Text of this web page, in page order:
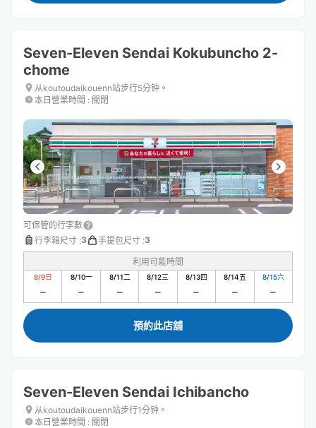
Seven-Eleven Sendai Kokubuncho 2-
chome
从koutoudaikouenn站步行5分钟。
本日營業時間 : 關閉
可保管的行李數
行李箱尺寸 :3 手提包尺寸 :3
利用可能時間
8/9日 8/10一 8/11二 8/12三 8/13四 8/14五 8/15六
預約此店舖
Seven-Eleven Sendai Ichibancho
从koutoudaikouenn站步行1分钟。
本日營業時間 : 關閉